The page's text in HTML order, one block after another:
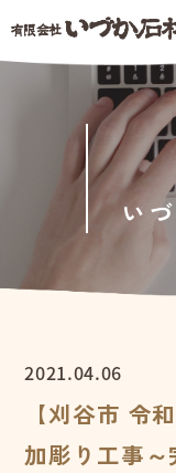
い
2021.04.06
【刈谷市 令
加彫り工事～